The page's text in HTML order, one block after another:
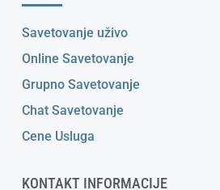
Savetovanje uživo
Online Savetovanje
Grupno Savetovanje
Chat Savetovanje
Cene Usluga
KONTAKT INFORMACIJE